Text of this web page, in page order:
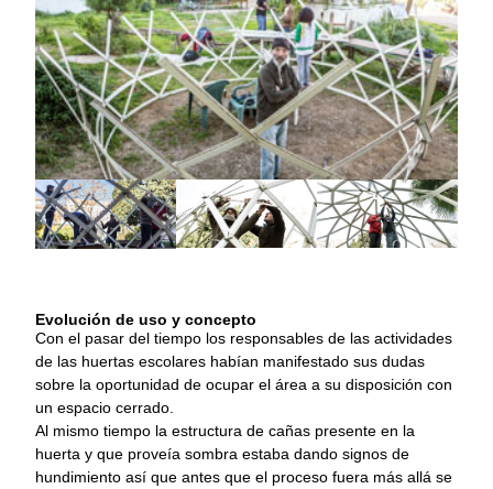
Evolución de uso y concepto
Con el pasar del tiempo los responsables de las actividades
de las huertas escolares habían manifestado sus dudas
sobre la oportunidad de ocupar el área a su disposición con
un espacio cerrado.
Al mismo tiempo la estructura de cañas presente en la
huerta y que proveía sombra estaba dando signos de
hundimiento así que antes que el proceso fuera más allá se